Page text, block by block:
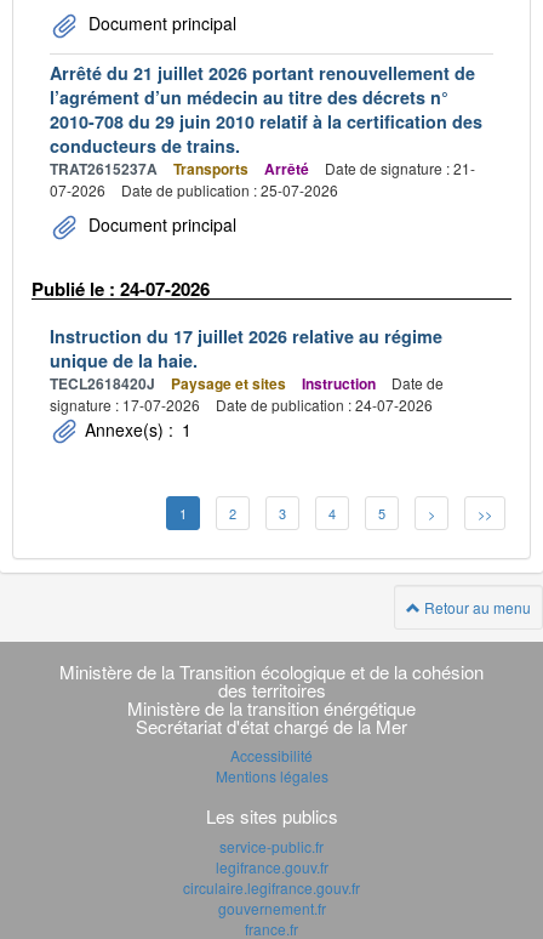
Document principal
Arrêté du 21 juillet 2026 portant renouvellement de
l’agrément d’un médecin au titre des décrets n°
2010-708 du 29 juin 2010 relatif à la certification des
conducteurs de trains.
TRAT2615237A Transports Arrêté
Date de signature : 21-
07-2026
Date de publication : 25-07-2026
Document principal
Publié le : 24-07-2026
Instruction du 17 juillet 2026 relative au régime
unique de la haie.
TECL2618420J Paysage et sites Instruction
Date de
signature : 17-07-2026
Date de publication : 24-07-2026
Annexe(s) : 1
1 2 3 4 5 > >>
Retour au menu
Navigation
transverse
Ministère de la Transition écologique et de la cohésion
des territoires
Ministère de la transition énérgétique
Secrétariat d'état chargé de la Mer
Accessibilité
Mentions légales
Les sites publics
service-public.fr
legifrance.gouv.fr
circulaire.legifrance.gouv.fr
gouvernement.fr
france.fr